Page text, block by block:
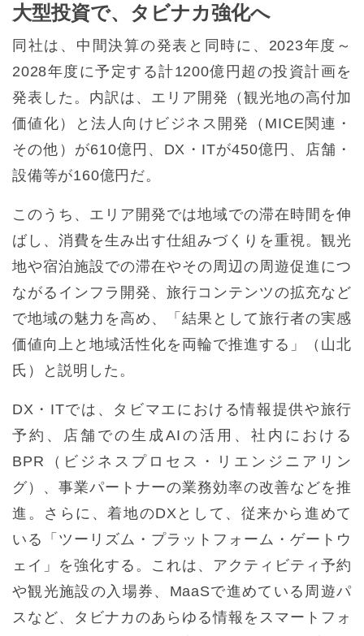
大型投資で、タビナカ強化へ
同社は、中間決算の発表と同時に、2023年度～
2028年度に予定する計1200億円超の投資計画を
発表した。内訳は、エリア開発（観光地の高付加
価値化）と法人向けビジネス開発（MICE関連・
その他）が610億円、DX・ITが450億円、店舗・
設備等が160億円だ。
このうち、エリア開発では地域での滞在時間を伸
ばし、消費を生み出す仕組みづくりを重視。観光
地や宿泊施設での滞在やその周辺の周遊促進につ
ながるインフラ開発、旅行コンテンツの拡充など
で地域の魅力を高め、「結果として旅行者の実感
価値向上と地域活性化を両輪で推進する」（山北
氏）と説明した。
DX・ITでは、タビマエにおける情報提供や旅行
予約、店舗での生成AIの活用、社内における
BPR（ビジネスプロセス・リエンジニアリン
グ）、事業パートナーの業務効率の改善などを推
進。さらに、着地のDXとして、従来から進めて
いる「ツーリズム・プラットフォーム・ゲートウ
ェイ」を強化する。これは、アクティビティ予約
や観光施設の入場券、MaaSで進めている周遊パ
スなど、タビナカのあらゆる情報をスマートフォ